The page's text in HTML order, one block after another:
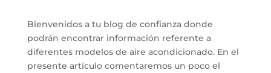
Bienvenidos a tu blog de confianza donde
podrán encontrar información referente a
diferentes modelos de aire acondicionado. En el
presente artículo comentaremos un poco el